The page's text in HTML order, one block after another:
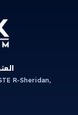
R-Sheridan,